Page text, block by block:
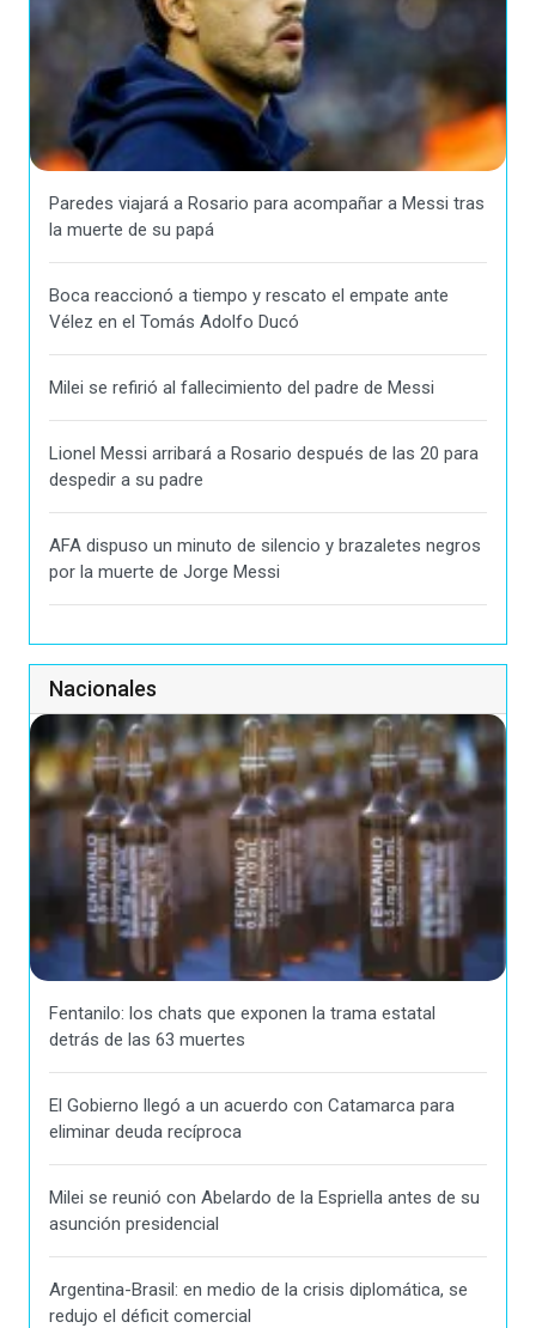
Paredes viajará a Rosario para acompañar a Messi tras
la muerte de su papá
Boca reaccionó a tiempo y rescato el empate ante
Vélez en el Tomás Adolfo Ducó
Milei se refirió al fallecimiento del padre de Messi
Lionel Messi arribará a Rosario después de las 20 para
despedir a su padre
AFA dispuso un minuto de silencio y brazaletes negros
por la muerte de Jorge Messi
Nacionales
Fentanilo: los chats que exponen la trama estatal
detrás de las 63 muertes
El Gobierno llegó a un acuerdo con Catamarca para
eliminar deuda recíproca
Milei se reunió con Abelardo de la Espriella antes de su
asunción presidencial
Argentina-Brasil: en medio de la crisis diplomática, se
redujo el déficit comercial